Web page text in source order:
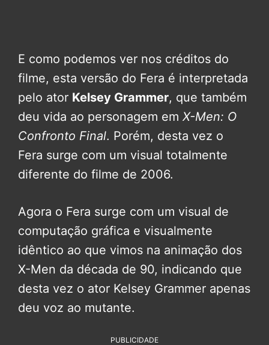
E como podemos ver nos créditos do
filme, esta versão do Fera é interpretada
pelo ator Kelsey Grammer, que também
deu vida ao personagem em X-Men: O
Confronto Final. Porém, desta vez o
Fera surge com um visual totalmente
diferente do filme de 2006.
Agora o Fera surge com um visual de
computação gráfica e visualmente
idêntico ao que vimos na animação dos
X-Men da década de 90, indicando que
desta vez o ator Kelsey Grammer apenas
deu voz ao mutante.
PUBLICIDADE